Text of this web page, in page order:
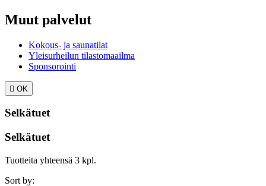
Muut palvelut
Kokous- ja saunatilat
Yleisurheilun tilastomaailma
Sponsorointi
 OK
Selkätuet
Selkätuet
Tuotteita yhteensä 3 kpl.
Sort by: